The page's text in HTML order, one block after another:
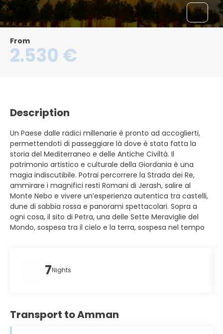
From
2.530 €
Description
Un Paese dalle radici millenarie è pronto ad accoglierti,
permettendoti di passeggiare là dove è stata fatta la
storia del Mediterraneo e delle Antiche Civiltà. Il
patrimonio artistico e culturale della Giordania è una
magia indiscutibile. Potrai percorrere la Strada dei Re,
ammirare i magnifici resti Romani di Jerash, salire al
Monte Nebo e vivere un’esperienza autentica tra castelli,
dune di sabbia rossa e panorami spettacolari. Sopra a
ogni cosa, il sito di Petra, una delle Sette Meraviglie del
Mondo, sospesa tra il cielo e la terra, sospesa nel tempo
7Nights
Transport to Amman